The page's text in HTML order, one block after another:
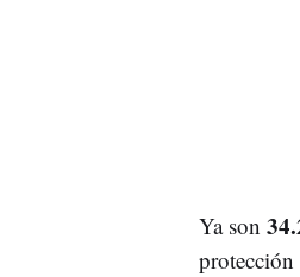
Ya son
protección